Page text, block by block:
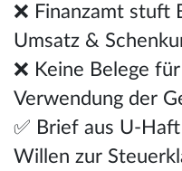
❌ Finanzamt stuft
Umsatz &
❌ Keine Belege
Verwendung der
✅ Brief aus U-
Willen zur